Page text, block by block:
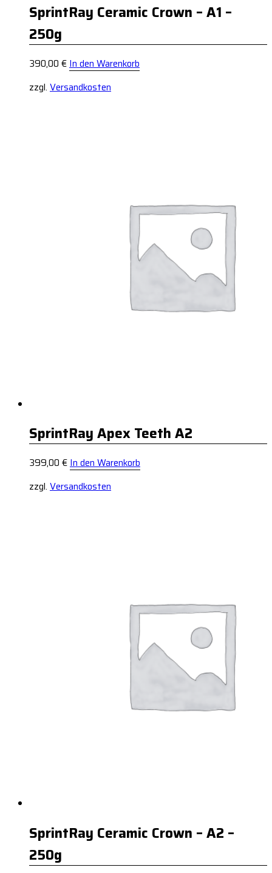
SprintRay Ceramic Crown – A1 –
250g
390,00 € In den Warenkorb
zzgl. Versandkosten
SprintRay Apex Teeth A2
399,00 €In den Warenkorb
zzgl. Versandkosten
SprintRay Ceramic Crown – A2 –
250g